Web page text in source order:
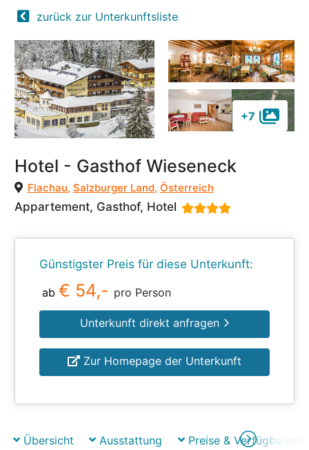
zurück zur Unterkunftsliste
+7
Hotel - Gasthof Wieseneck
Flachau, Salzburger Land, Österreich
Appartement, Gasthof, Hotel
Günstigster Preis für diese Unterkunft:
ab € 54,- pro Person
Unterkunft direkt anfragen
Zur Homepage der Unterkunft
Übersicht Ausstattung Preise & Verfügbarkeit